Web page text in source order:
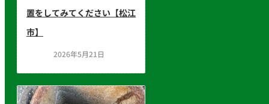
置をしてみてください【松江
市】
2026年5月21日